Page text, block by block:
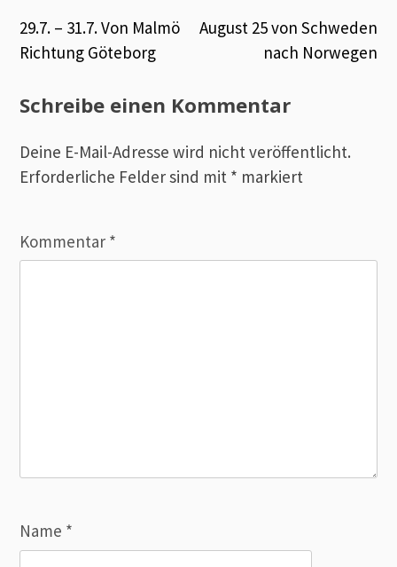
Beitrags-
Navigation
29.7. – 31.7. Von Malmö
Richtung Göteborg
August 25 von Schweden
nach Norwegen
Schreibe einen Kommentar
Deine E-Mail-Adresse wird nicht veröffentlicht.
Erforderliche Felder sind mit * markiert
Kommentar *
Name *